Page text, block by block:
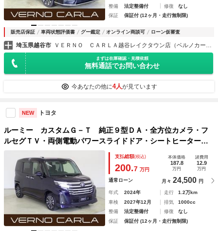
整備
法定整備付 修復
なし
保証
保証付 (12ヶ月・走行無制限)
販売店保証 車両状態評価書 グー鑑定 オンライン商談可 ローン仮審査
埼玉県越谷市 ＶＥＲＮＯ ＣＡＲＬＡ越谷レイクタウン店（ベルノカーラ越谷レイクタウン店）
まずは在庫確認・見積依頼
無料通話でお問い合わせ
今あなたの他に4人が見ています
NEW トヨタ
ルーミー カスタムＧ－Ｔ 純正９型ＤＡ・全方位カメラ・フ
ルセグＴＶ・両側電動パワースライドドア・シートヒーター・
クルーズコントロール・衝突軽減ブレーキ・ＬＥＤヘッドライ
ト・障害物センサー・純正１５インチＡＷ・ＥＴＣ
支払総額(税込)
200.7 万円
本体価格
187.8
万円
諸費用
12.9
万円
通常ローン 月々 24,500 円
年式 2024年 走行
1.2万km
車検
2027年12月 排気
1000cc
整備
法定整備付 修復
なし
保証
保証付 (12ヶ月・走行無制限)